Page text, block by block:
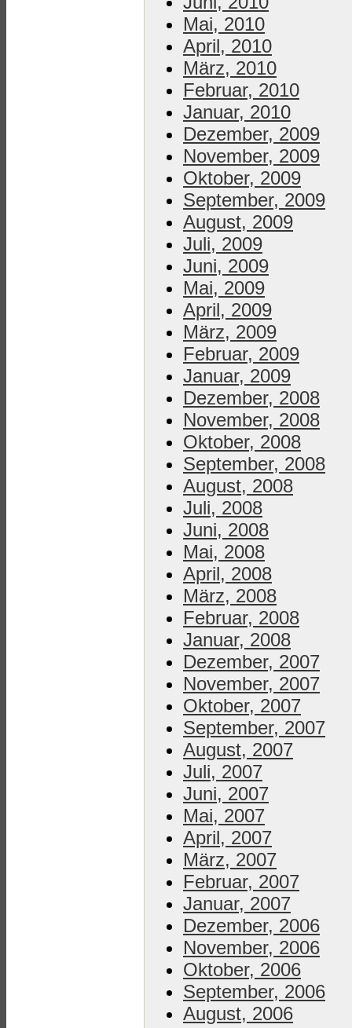
Mai, 2010
April, 2010
März, 2010
Februar, 2010
Januar, 2010
Dezember, 2009
November, 2009
Oktober, 2009
September, 2009
August, 2009
Juli, 2009
Juni, 2009
Mai, 2009
April, 2009
März, 2009
Februar, 2009
Januar, 2009
Dezember, 2008
November, 2008
Oktober, 2008
September, 2008
August, 2008
Juli, 2008
Juni, 2008
Mai, 2008
April, 2008
März, 2008
Februar, 2008
Januar, 2008
Dezember, 2007
November, 2007
Oktober, 2007
September, 2007
August, 2007
Juli, 2007
Juni, 2007
Mai, 2007
April, 2007
März, 2007
Februar, 2007
Januar, 2007
Dezember, 2006
November, 2006
Oktober, 2006
September, 2006
August, 2006